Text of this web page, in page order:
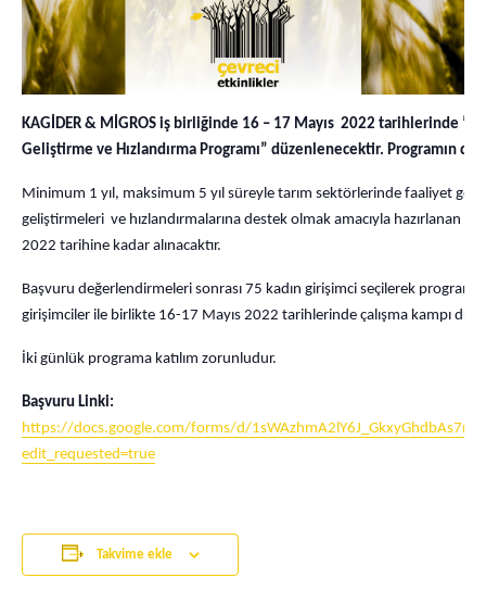
KAGİDER & MİGROS iş birliğinde 16 – 17 Mayıs 2022 tarihlerinde
Geliştirme ve Hızlandırma Programı” düzenlenecektir. Programın
Minimum 1 yıl, maksimum 5 yıl süreyle tarım sektörlerinde faaliyet
geliştirmeleri ve hızlandırmalarına destek olmak amacıyla hazırlanan
2022 tarihine kadar alınacaktır.
Başvuru değerlendirmeleri sonrası 75 kadın girişimci seçilerek programa
girişimciler ile birlikte 16-17 Mayıs 2022 tarihlerinde çalışma kampı
İki günlük programa katılım zorunludur.
Başvuru Linki:
https://docs.google.com/forms/d/
edit_requested=true
Takvime ekle